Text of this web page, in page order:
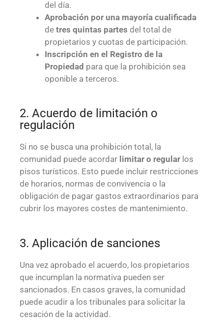
del día.
Aprobación por una mayoría cualificada
de tres quintas partes del total de
propietarios y cuotas de participación.
Inscripción en el Registro de la
Propiedad para que la prohibición sea
oponible a terceros.
2. Acuerdo de limitación o
regulación
Si no se busca una prohibición total, la
comunidad puede acordar limitar o regular los
pisos turísticos. Esto puede incluir restricciones
de horarios, normas de convivencia o la
obligación de pagar gastos extraordinarios para
cubrir los mayores costes de mantenimiento.
3. Aplicación de sanciones
Una vez aprobado el acuerdo, los propietarios
que incumplan la normativa pueden ser
sancionados. En casos graves, la comunidad
puede acudir a los tribunales para solicitar la
cesación de la actividad.